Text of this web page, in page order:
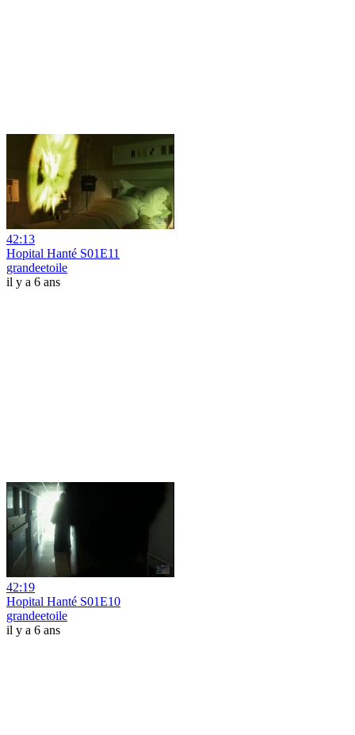
42:13
Hopital Hanté S01E11
grandeetoile
il y a 6 ans
42:19
Hopital Hanté S01E10
grandeetoile
il y a 6 ans